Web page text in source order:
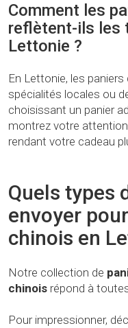
Comment les
reflètent-ils les
Lettonie ?
En Lettonie, les
spécialités locales ou
choisissant un panier
montrez votre
rendant votre cadeau
Quels types
envoyer
chinois en
Notre collection de
chinois répond à
Pour impressionner,